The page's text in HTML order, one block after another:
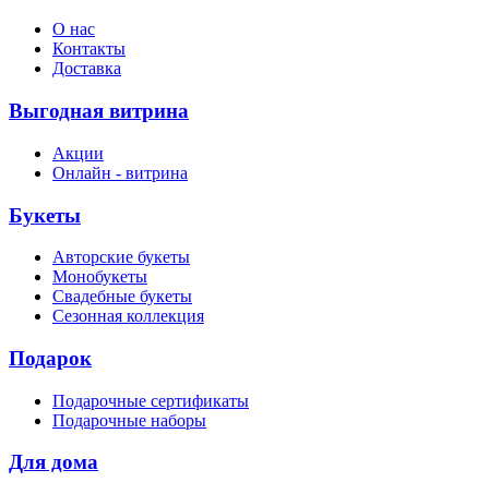
О нас
Контакты
Доставка
Выгодная витрина
Акции
Онлайн - витрина
Букеты
Авторские букеты
Монобукеты
Свадебные букеты
Сезонная коллекция
Подарок
Подарочные сертификаты
Подарочные наборы
Для дома